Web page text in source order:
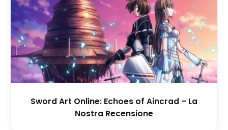
Sword Art Online: Echoes of Aincrad – La
Nostra Recensione